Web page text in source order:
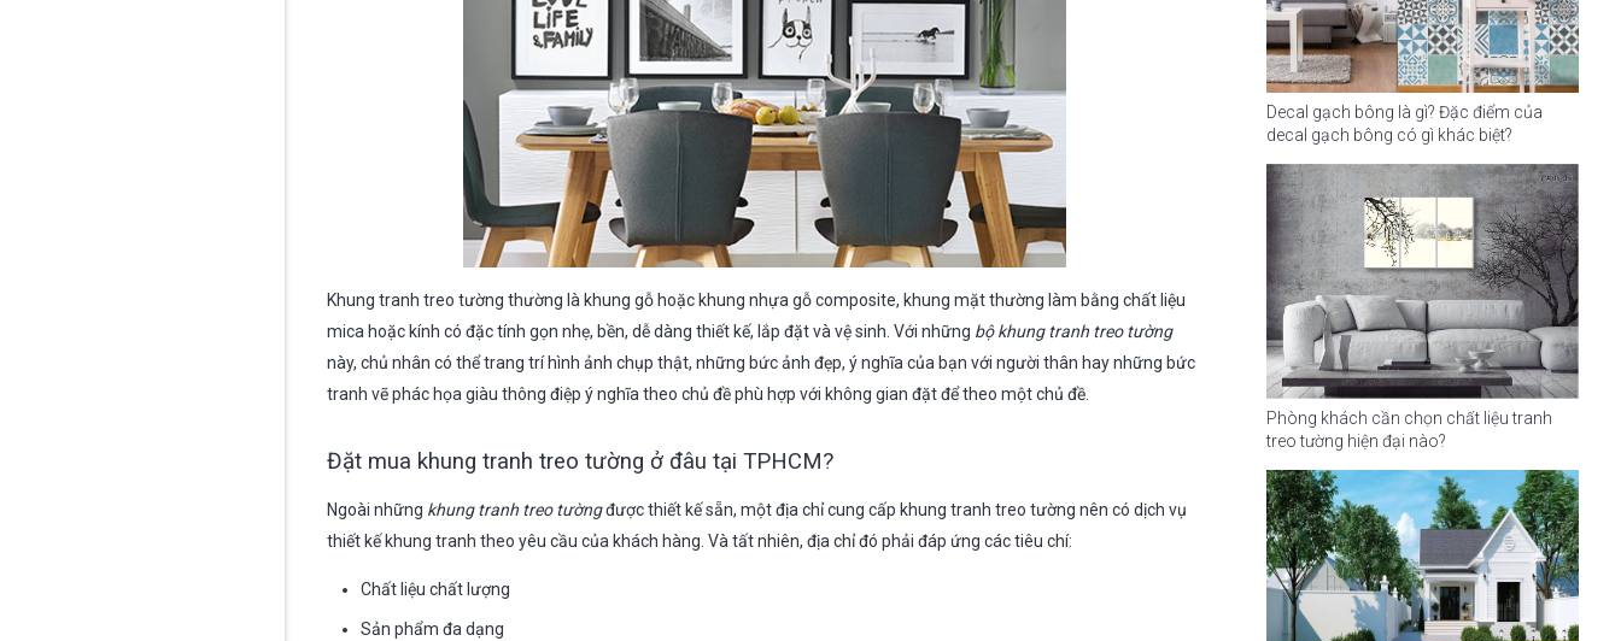
Khung tranh treo tường thường là khung gỗ hoặc khung nhựa gỗ composite, khung mặt thường làm bằng chất liệu
mica hoặc kính có đặc tính gọn nhẹ, bền, dễ dàng thiết kế, lắp đặt và vệ sinh. Với những bộ khung tranh treo tường
này, chủ nhân có thể trang trí hình ảnh chụp thật, những bức ảnh đẹp, ý nghĩa của bạn với người thân hay những bức
tranh vẽ phác họa giàu thông điệp ý nghĩa theo chủ đề phù hợp với không gian đặt để theo một chủ đề.
Đặt mua khung tranh treo tường ở đâu tại TPHCM?
Ngoài những khung tranh treo tườngđược thiết kế sẵn, một địa chỉ cung cấp khung tranh treo tường nên có dịch vụ
thiết kế khung tranh theo yêu cầu của khách hàng. Và tất nhiên, địa chỉ đó phải đáp ứng các tiêu chí:
Chất liệu chất lượng
Sản phẩm đa dạng
Decal gạch bông là gì? Đặc điểm của
decal gạch bông có gì khác biệt?
Phòng khách cần chọn chất liệu tranh
treo tường hiện đại nào?